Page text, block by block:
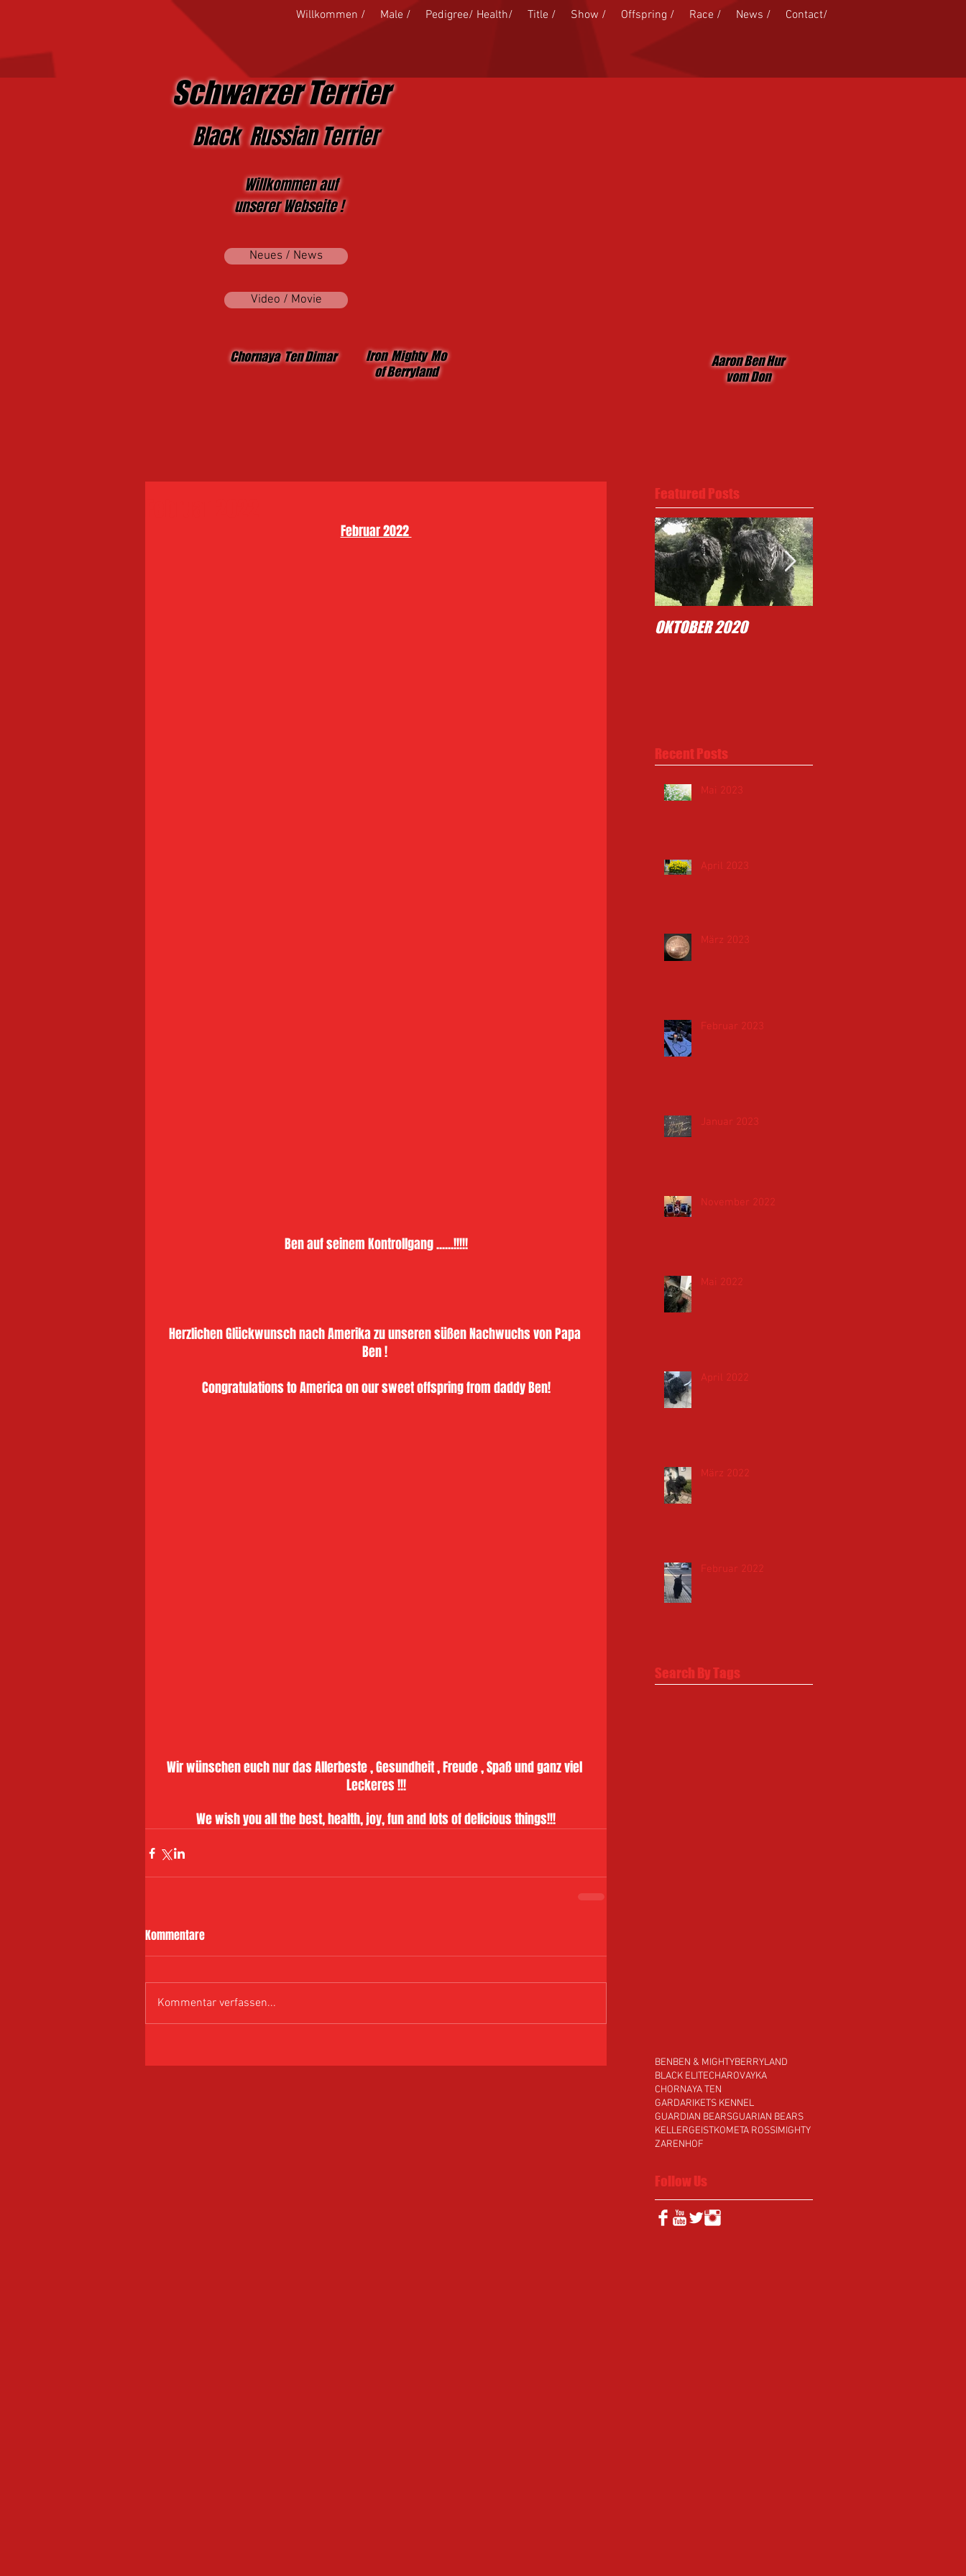
Willkommen / Male / Pedigree/ Health/ Title / Show / Offspring / Race / News / Contact/
Schwarzer Terrier
Black Russian Terrier
Willkommen auf
unserer Webseite !
Neues / News
Video / Movie
Iron Mighty Mo
of Berryland
Aaron Ben Hur
vom Don
Chornaya Ten Dimar
Februar 2022
Ben auf seinem Kontrollgang ......!!!!!
Herzlichen Glückwunsch nach Amerika zu unseren süßen Nachwuchs von Papa
Ben !
Congratulations to America on our sweet offspring from daddy Ben!
Wir wünschen euch nur das Allerbeste , Gesundheit , Freude , Spaß und ganz viel
Leckeres !!!
We wish you all the best, health, joy, fun and lots of delicious things!!!
Kommentare
Kommentar verfassen...
Featured Posts
OKTOBER 2020
Recent Posts
Mai 2023
April 2023
März 2023
Februar 2023
Januar 2023
November 2022
Mai 2022
April 2022
März 2022
Februar 2022
Search By Tags
BENBEN & MIGHTYBERRYLAND
BLACK ELITECHAROVAYKA
CHORNAYA TEN
GARDARIKETS KENNEL
GUARDIAN BEARSGUARIAN BEARS
KELLERGEISTKOMETA ROSSIMIGHTY
ZARENHOF
Follow Us